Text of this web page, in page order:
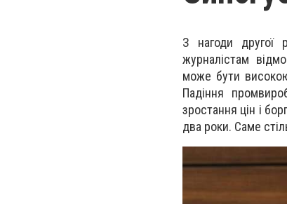
З нагоди другої
журналістам
може бути
Падіння
зростання цін і
два роки. Саме